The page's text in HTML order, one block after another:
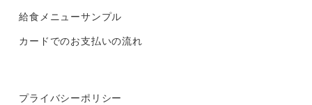
給食メニューサンプル
カードでのお支払いの流れ
プライバシーポリシー